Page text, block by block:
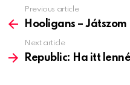
more
Previous article
Hooligans – Játszom
Next article
Republic: Ha itt